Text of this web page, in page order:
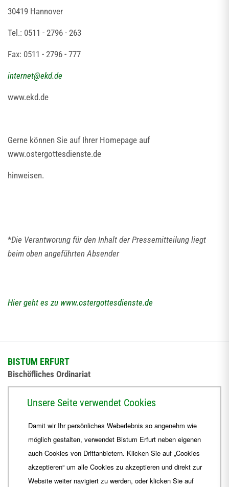
30419 Hannover
Tel.: 0511 - 2796 - 263
Fax: 0511 - 2796 - 777
internet@ekd.de
www.ekd.de
Gerne können Sie auf Ihrer Homepage auf
www.ostergottesdienste.de
hinweisen.
*Die Verantworung für den Inhalt der Pressemitteilung liegt
beim oben angeführten Absender
Hier geht es zu www.ostergottesdienste.de
BISTUM ERFURT
Bischöfliches Ordinariat
+49 361 6572-444
ordinariat Bistum-Erfurt.de
Unsere Seite verwendet Cookies
Damit wir Ihr persönliches Weberlebnis so angenehm wie
möglich gestalten, verwendet Bistum Erfurt neben eigenen
auch Cookies von Drittanbietern. Klicken Sie auf „Cookies
akzeptieren“ um alle Cookies zu akzeptieren und direkt zur
Website weiter navigiert zu werden, oder klicken Sie auf